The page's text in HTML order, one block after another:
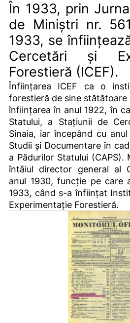
În 1933, prin
de Miniștri nr.
1933, se
Cercetări și
Forestieră (ICEF).
Înființarea ICEF ca o
forestieră de sine
înființarea în anul 1922, în
Statului, a Stațiunii de
Sinaia, iar începând cu
Studii și Documentare în
a Pădurilor Statului
întâiul director general al
anul 1930, funcție pe care
1933, când s-a înființat
Experimentație Forestieră.